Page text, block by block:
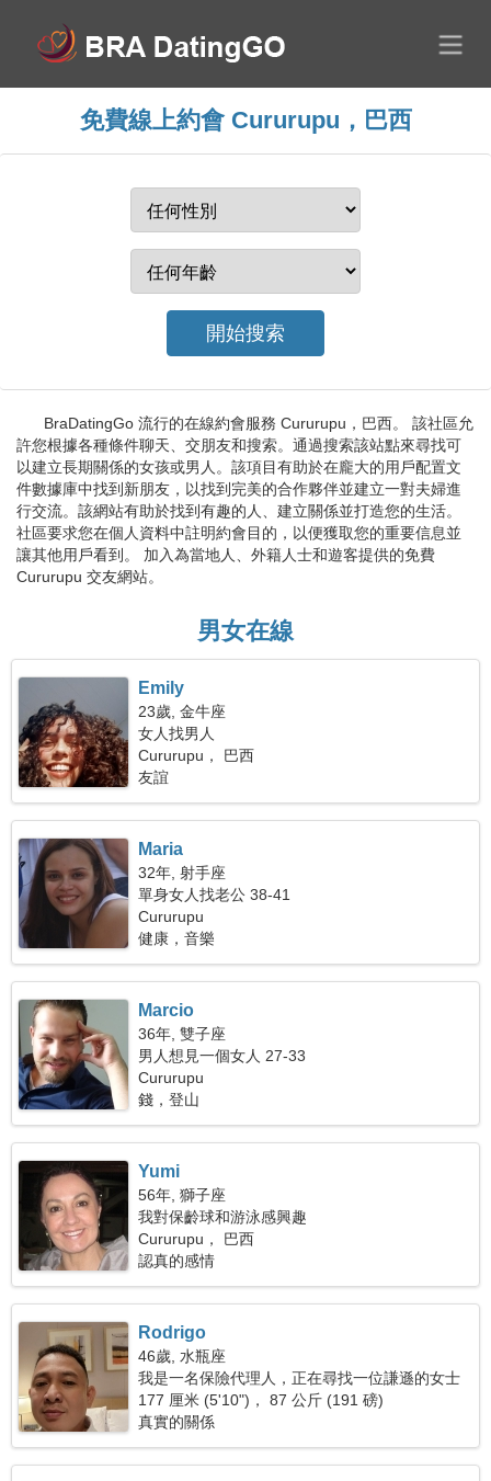
免費線上約會 Cururupu，巴西
BraDatingGo 流行的在線約會服務 Cururupu，巴西。 該社區允
許您根據各種條件聊天、交朋友和搜索。通過搜索該站點來尋找可
以建立長期關係的女孩或男人。該項目有助於在龐大的用戶配置文
件數據庫中找到新朋友，以找到完美的合作夥伴並建立一對夫婦進
行交流。該網站有助於找到有趣的人、建立關係並打造您的生活。
社區要求您在個人資料中註明約會目的，以便獲取您的重要信息並
讓其他用戶看到。 加入為當地人、外籍人士和遊客提供的免費
Cururupu 交友網站。
男女在線
Emily
23歲, 金牛座
女人找男人
Cururupu， 巴西
友誼
Maria
32年, 射手座
單身女人找老公 38-41
Cururupu
健康，音樂
Marcio
36年, 雙子座
男人想見一個女人 27-33
Cururupu
錢，登山
Yumi
56年, 獅子座
我對保齡球和游泳感興趣
Cururupu， 巴西
認真的感情
Rodrigo
46歲, 水瓶座
我是一名保險代理人，正在尋找一位謙遜的女士
177 厘米 (5'10")， 87 公斤 (191 磅)
真實的關係